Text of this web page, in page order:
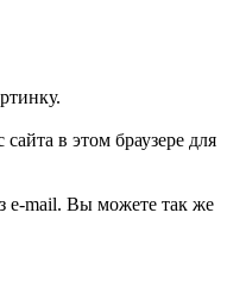
в этом браузере для
e-mail. Вы можете так же